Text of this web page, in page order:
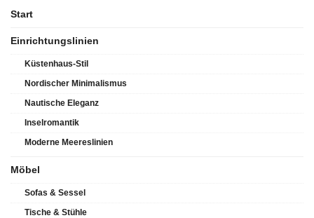
Start
Einrichtungslinien
Küstenhaus-Stil
Nordischer Minimalismus
Nautische Eleganz
Inselromantik
Moderne Meereslinien
Möbel
Sofas & Sessel
Tische & Stühle